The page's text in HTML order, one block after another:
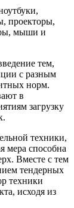
проекторы,
мыши и
тем,
с разным
норм.
в
загрузку
техники,
мера способна
Вместе с тем
тендерных
техники
исходя из